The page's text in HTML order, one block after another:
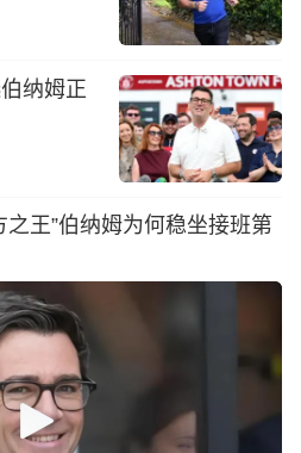
纳姆正
王”伯纳姆为何稳坐接班第